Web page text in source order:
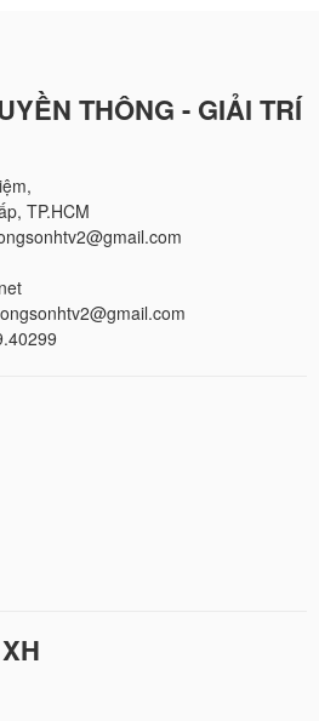
THÔNG - GIẢI TRÍ
TP.HCM